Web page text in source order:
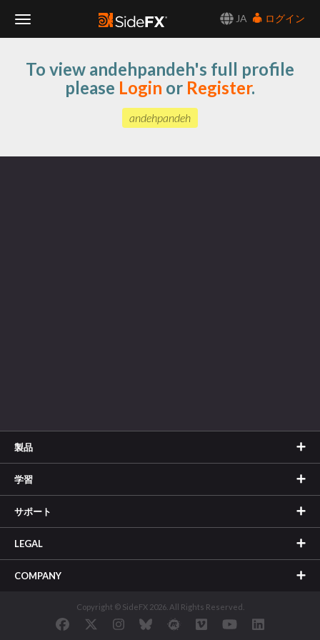
JA
ログイン
Navigation
To view andehpandeh's full profile
please Login or Register.
andehpandeh
製品
学習
サポート
LEGAL
COMPANY
Copyright © SideFX 2026. All Rights Reserved.